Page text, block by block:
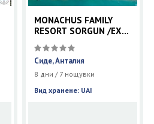
MONACHUS FAMILY
RESORT SORGUN /EX.
BLUE
Сиде, Анталия
8 дни / 7 нощувки
Вид хранене: UAI